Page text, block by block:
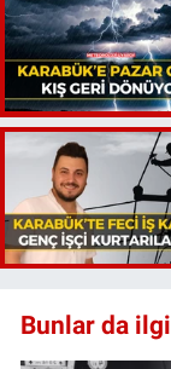
Bunlar da